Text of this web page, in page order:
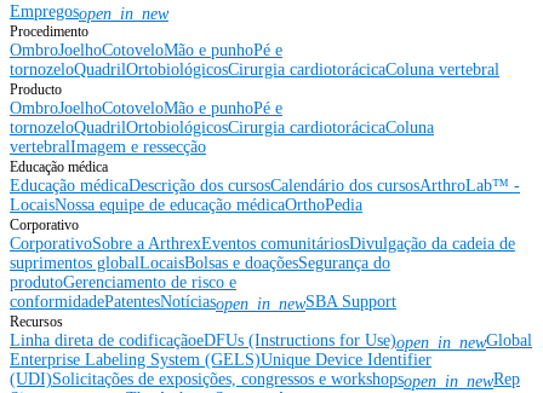
Empregosopen_in_new
Procedimento
OmbroJoelhoCotoveloMão e punhoPé e
tornozeloQuadrilOrtobiológicosCirurgia cardiotorácicaColuna vertebral
Producto
OmbroJoelhoCotoveloMão e punhoPé e
tornozeloQuadrilOrtobiológicosCirurgia cardiotorácicaColuna
vertebralImagem e ressecção
Educação médica
Educação médicaDescrição dos cursosCalendário dos cursosArthroLab™ -
LocaisNossa equipe de educação médicaOrthoPedia
Corporativo
CorporativoSobre a ArthrexEventos comunitáriosDivulgação da cadeia de
suprimentos globalLocaisBolsas e doaçõesSegurança do
produtoGerenciamento de risco e
conformidadePatentesNotíciasopen_in_newSBA Support
Recursos
Linha direta de codificaçãoeDFUs (Instructions for Use)open_in_newGlobal
Enterprise Labeling System (GELS)Unique Device Identifier
(UDI)Solicitações de exposições, congressos e workshopsopen_in_newRep